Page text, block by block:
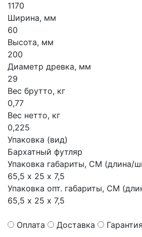
1170
Ширина, мм
60
Высота, мм
200
Диаметр древка, мм
29
Вес брутто, кг
0,77
Вес нетто, кг
0,225
Упаковка (вид)
Бархатный футляр
Упаковка габариты, СМ (длина/
65,5 х 25 х 7,5
Упаковка опт. габариты, СМ
65,5 х 25 х 7,5
Оплата Доставка Гарантия